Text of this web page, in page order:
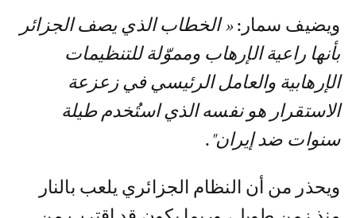
ويضيف سمار:« الخطاب الذي يصف الجزائر
بأنها راعية الإرهاب ومموّلة للتنظيمات
الإرهابية والعامل الرئيسي في زعزعة
الاستقرار هو نفسه الذي استُخدم طيلة
سنوات ضد إيران".
ويحذر من أن النظام الجزائري يلعب بالنار